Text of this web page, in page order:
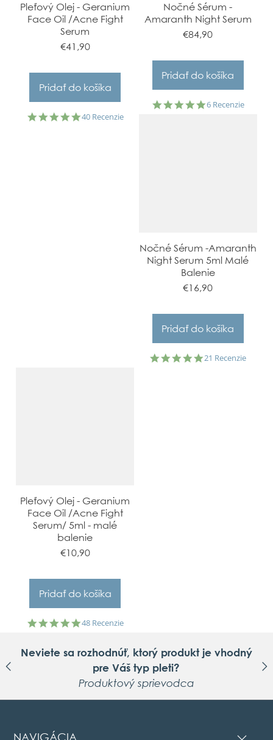
Pleťový Olej - Geranium
Face Oil /Acne Fight
Serum
€41,90
5.0
40 Recenzie
Nočné Sérum -
Amaranth Night Serum
€84,90
5.0
6 Recenzie
Nočné Sérum -Amaranth
Night Serum 5ml Malé
Balenie
€16,90
5.0
21 Recenzie
Pleťový Olej - Geranium
Face Oil /Acne Fight
Serum/ 5ml - malé
balenie
€10,90
4.9
48 Recenzie
Neviete sa rozhodnúť, ktorý produkt je vhodný
pre Váš typ pleti?
Produktový sprievodca
NAVIGÁCIA